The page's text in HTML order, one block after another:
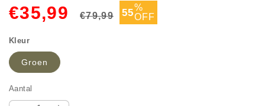
€35,99
prijs
€79,99
Aanbiedingsprijs
55%
OFF
Kleur
Groen
Aantal